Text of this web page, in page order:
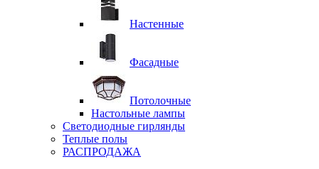
Настенные
Фасадные
Потолочные
Настольные лампы
Светодиодные гирлянды
Теплые полы
РАСПРОДАЖА